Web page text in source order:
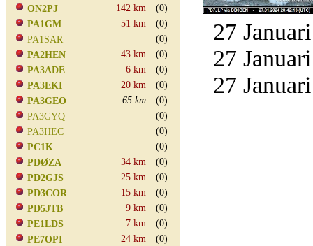
ON2PJ
142 km
(0)
PA1GM
51 km
(0)
PA1SAR
(0)
PA2HEN
43 km
(0)
PA3ADE
6 km
(0)
PA3EKI
20 km
(0)
PA3GEO
65 km
(0)
PA3GYQ
(0)
PA3HEC
(0)
PC1K
(0)
PDØZA
34 km
(0)
PD2GJS
25 km
(0)
PD3COR
15 km
(0)
PD5JTB
9 km
(0)
PE1LDS
7 km
(0)
PE7OPI
24 km
(0)
27
27
27